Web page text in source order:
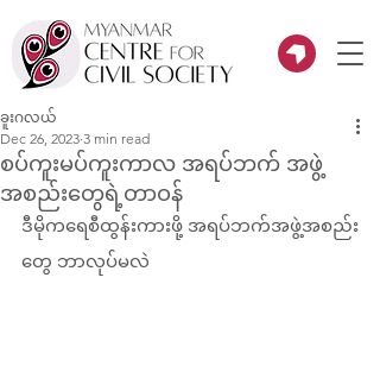
စပ်ကူးမပ်ကူးကာလ အရပ်ဘက် အဖွဲ့
အစည်းတွေရဲ့တာဝန်
ခူးဂလယ်
Dec 26, 2023 3 min read
ဒီမိုကရေစီထွန်းကားဖို့ အရပ်ဘက်အဖွဲ့အစည်း
တွေ ဘာလုပ်မလဲ